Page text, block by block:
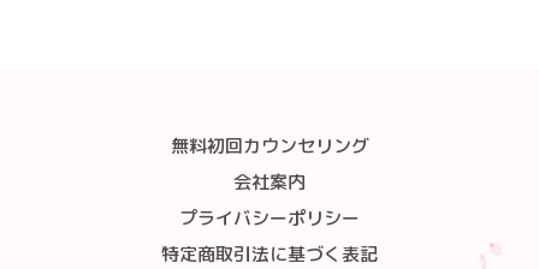
無料初回カウンセリング
会社案内
プライバシーポリシー
特定商取引法に基づく表記